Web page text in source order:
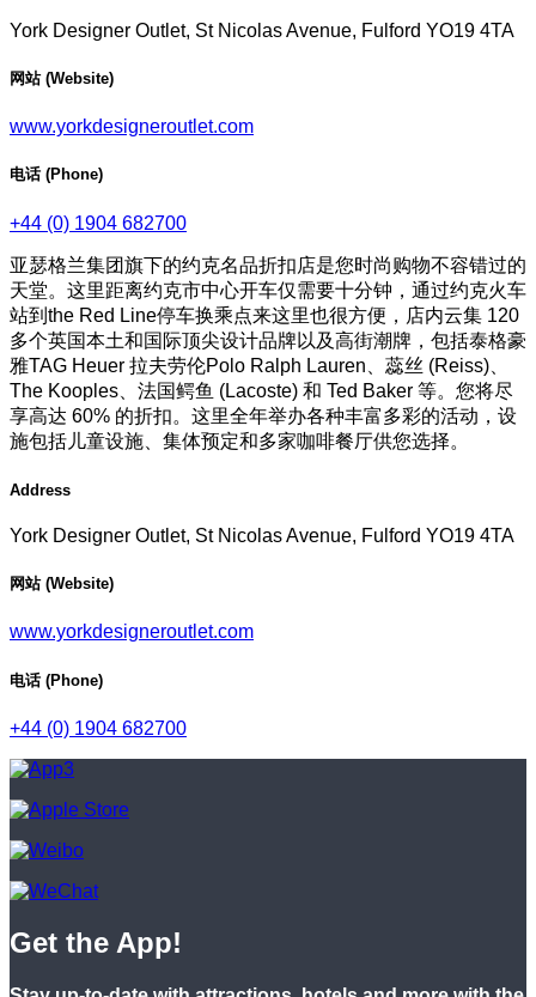
York Designer Outlet, St Nicolas Avenue, Fulford YO19 4TA
网站 (Website)
www.yorkdesigneroutlet.com
电话 (Phone)
+44 (0) 1904 682700
亚瑟格兰集团旗下的约克名品折扣店是您时尚购物不容错过的
天堂。这里距离约克市中心开车仅需要十分钟，通过约克火车
站到the Red Line停车换乘点来这里也很方便，店内云集 120
多个英国本土和国际顶尖设计品牌以及高街潮牌，包括泰格豪
雅TAG Heuer 拉夫劳伦Polo Ralph Lauren、蕊丝 (Reiss)、
The Kooples、法国鳄鱼 (Lacoste) 和 Ted Baker 等。您将尽
享高达 60% 的折扣。这里全年举办各种丰富多彩的活动，设
施包括儿童设施、集体预定和多家咖啡餐厅供您选择。
Address
York Designer Outlet, St Nicolas Avenue, Fulford YO19 4TA
网站 (Website)
www.yorkdesigneroutlet.com
电话 (Phone)
+44 (0) 1904 682700
Get the App!